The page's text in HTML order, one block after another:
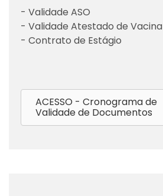
- Validade ASO
- Validade Atestado de Vacina
- Contrato de Estágio
ACESSO - Cronograma de
Validade de Documentos